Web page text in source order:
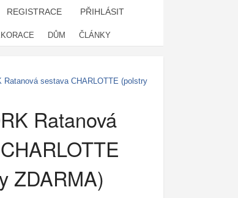
REGISTRACE PŘIHLÁSIT
DŮM ČLÁNKY
Ratanová sestava CHARLOTTE (polstry
Ratanová
ZDARMA)